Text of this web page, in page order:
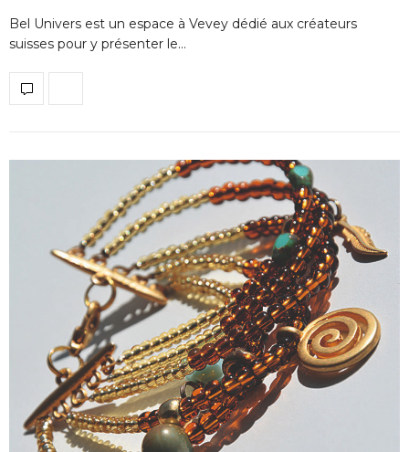
Bel Univers est un espace à Vevey dédié aux créateurs
suisses pour y présenter le…